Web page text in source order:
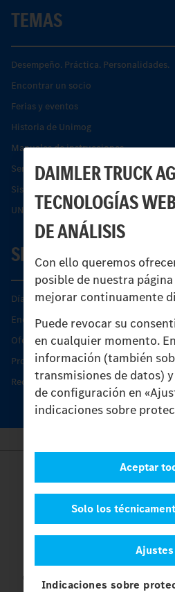
DAIMLER TRUCK
TECNOLOGÍAS
DE ANÁLISIS
Con ello queremos
posible de nuestra
mejorar continuamente
Puede revocar su
en cualquier momento.
información (también
transmisiones de datos)
de configuración en
indicaciones sobre
Ajustes
Solo los
Aceptar
Indicaciones sobre
TEMAS
Desempeño. Práctica. Personalidades.
Encontrar un socio
Ferias y eventos
Historia de Unimog
Manuales de instrucciones
Servicios financieros
Sistemas de asistencia de seguridad
UNI-TOUCH®
SERVICIO
Días de Servicio del Unimog
Encontrar un socio
Oferta de servicio del Unimog
Productos de piezas y servicio
Recambios originales
Provider
Contacto
Protección de
Ajustes
© 2026 Daimler Truck AG.